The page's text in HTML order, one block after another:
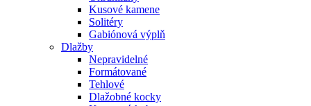
Kusové kamene
Solitéry
Gabiónová výplň
Dlažby
Nepravidelné
Formátované
Tehlové
Dlažobné kocky